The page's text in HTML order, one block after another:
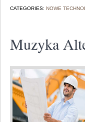
CATEGORIES: NOWE
Muzyka